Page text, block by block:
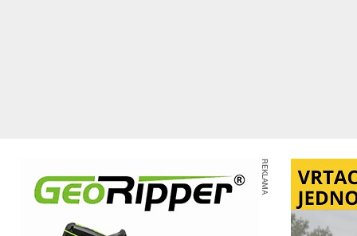
REKLAMA